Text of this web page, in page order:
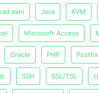
mini Java KVM
Microsoft Access
Oracle PHP Postfix
SSH SSL/TSL